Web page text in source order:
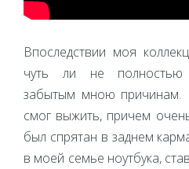
Впоследствии моя
чуть ли не полностью
забытым мною причинам.
смог выжить, причем
был спрятан в заднем
в моей семье ноутбука,